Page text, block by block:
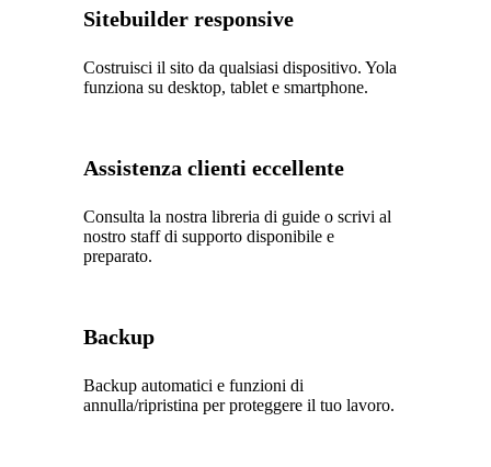
Sitebuilder responsive
Costruisci il sito da qualsiasi dispositivo. Yola
funziona su desktop, tablet e smartphone.
Assistenza clienti eccellente
Consulta la nostra libreria di guide o scrivi al
nostro staff di supporto disponibile e
preparato.
Backup
Backup automatici e funzioni di
annulla/ripristina per proteggere il tuo lavoro.